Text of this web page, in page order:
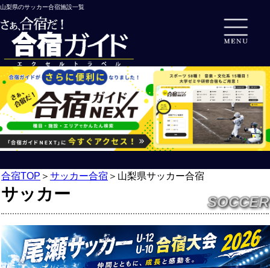
山梨県のサッカー合宿施設一覧
合宿TOP ＞ サッカー合宿 ＞ 山梨県サッカー合宿
サッカー SOCCER